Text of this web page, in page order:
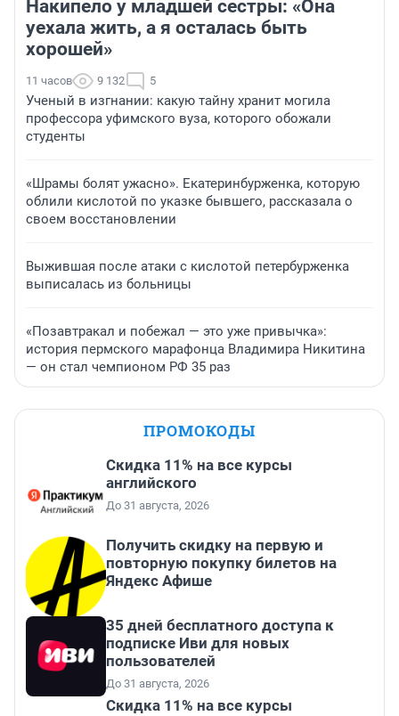
Накипело у младшей сестры: «Она
уехала жить, а я осталась быть
хорошей»
11 часов 9 132 5
Ученый в изгнании: какую тайну хранит могила
профессора уфимского вуза, которого обожали
студенты
«Шрамы болят ужасно». Екатеринбурженка, которую
облили кислотой по указке бывшего, рассказала о
своем восстановлении
Выжившая после атаки с кислотой петербурженка
выписалась из больницы
«Позавтракал и побежал — это уже привычка»:
история пермского марафонца Владимира Никитина
— он стал чемпионом РФ 35 раз
ПРОМОКОДЫ
Скидка 11% на все курсы
английского
До 31 августа, 2026
Получить скидку на первую и
повторную покупку билетов на
Яндекс Афише
35 дней бесплатного доступа к
подписке Иви для новых
пользователей
До 31 августа, 2026
Скидка 11% на все курсы